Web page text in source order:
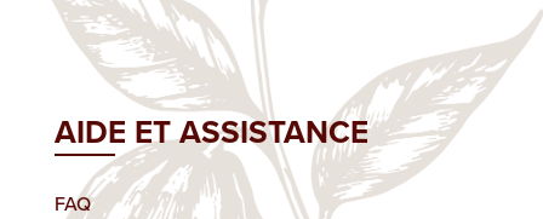
AIDE ET ASSISTANCE
FAQ